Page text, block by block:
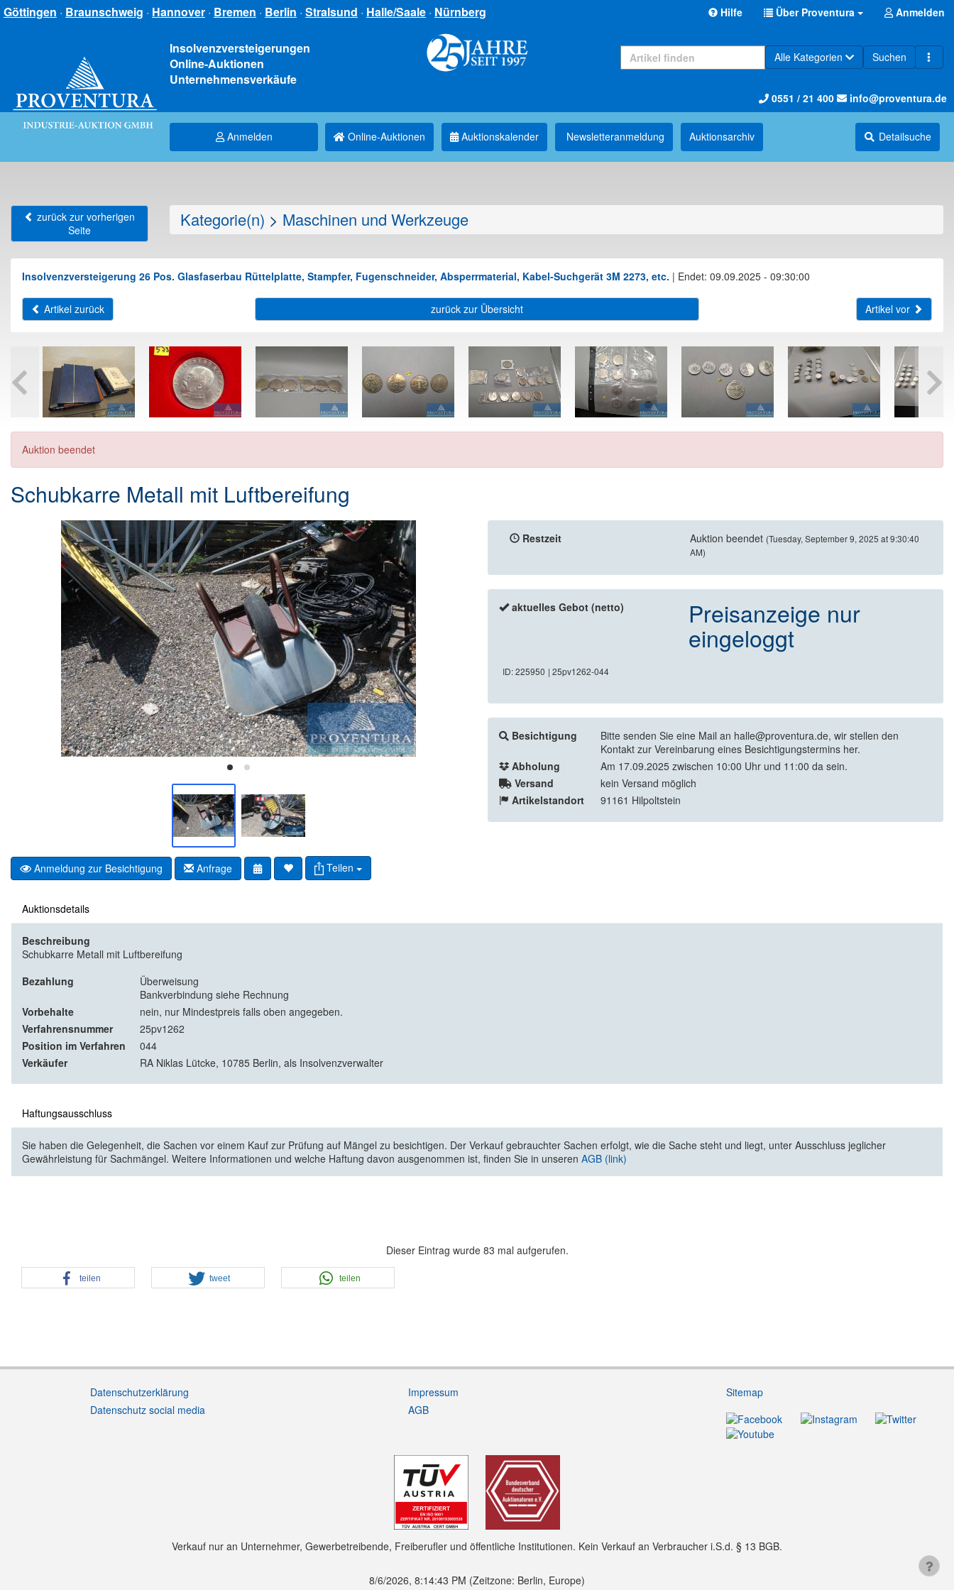
Göttingen · Braunschweig · Hannover · Bremen · Berlin · Stralsund · Halle/Saale · Nürnberg Hilfe Über Proventura Anmelden
Insolvenzversteigerungen
Online-Auktionen
Unternehmensverkäufe
Alle Kategorien Suchen
0551 / 21 400 info@proventura.de
Anmelden Online-Auktionen Auktionskalender Newsletter­anmeldung Auktions­archiv Detailsuche
zurück zur vorherigen
Seite
Kategorie(n) > Maschinen und Werkzeuge
Insolvenzversteigerung 26 Pos. Glasfaserbau Rüttelplatte, Stampfer, Fugenschneider, Absperrmaterial, Kabel-Suchgerät 3M 2273, etc. | Endet: 09.09.2025 - 09:30:00
Artikel zurück zurück zur Übersicht Artikel vor
Auktion beendet
Schubkarre Metall mit Luftbereifung
Anmeldung zur Besichtigung Anfrage Teilen
Restzeit Auktion beendet (Tuesday, September 9, 2025 at 9:30:40
AM)
aktuelles Gebot (netto) Preisanzeige nur
eingeloggt
ID: 225950 | 25pv1262-044
Besichtigung
Bitte senden Sie eine Mail an halle@proventura.de, wir stellen den
Kontakt zur Vereinbarung eines Besichtigungstermins her.
Abholung
Am 17.09.2025 zwischen 10:00 Uhr und 11:00 da sein.
Versand
kein Versand möglich
Artikelstandort
91161 Hilpoltstein
Auktionsdetails
Beschreibung
Schubkarre Metall mit Luftbereifung
Bezahlung
Überweisung
Bankverbindung siehe Rechnung
Vorbehalte
nein, nur Mindestpreis falls oben angegeben.
Verfahrensnummer
25pv1262
Position im Verfahren
044
Verkäufer
RA Niklas Lütcke, 10785 Berlin, als Insolvenzverwalter
Haftungsausschluss
Sie haben die Gelegenheit, die Sachen vor einem Kauf zur Prüfung auf Mängel zu besichtigen. Der Verkauf gebrauchter Sachen erfolgt, wie die Sache steht und liegt, unter Ausschluss jeglicher
Gewährleistung für Sachmängel. Weitere Informationen und welche Haftung davon ausgenommen ist, finden Sie in unseren AGB (link)
Dieser Eintrag wurde 83 mal aufgerufen.
teilen tweet teilen
Datenschutzerklärung
Datenschutz social media
Impressum
AGB
Sitemap
Verkauf nur an Unternehmer, Gewerbetreibende, Freiberufler und öffentliche Institutionen. Kein Verkauf an Verbraucher i.S.d. § 13 BGB.
8/6/2026, 8:14:44 PM (Zeitzone: Berlin, Europe)